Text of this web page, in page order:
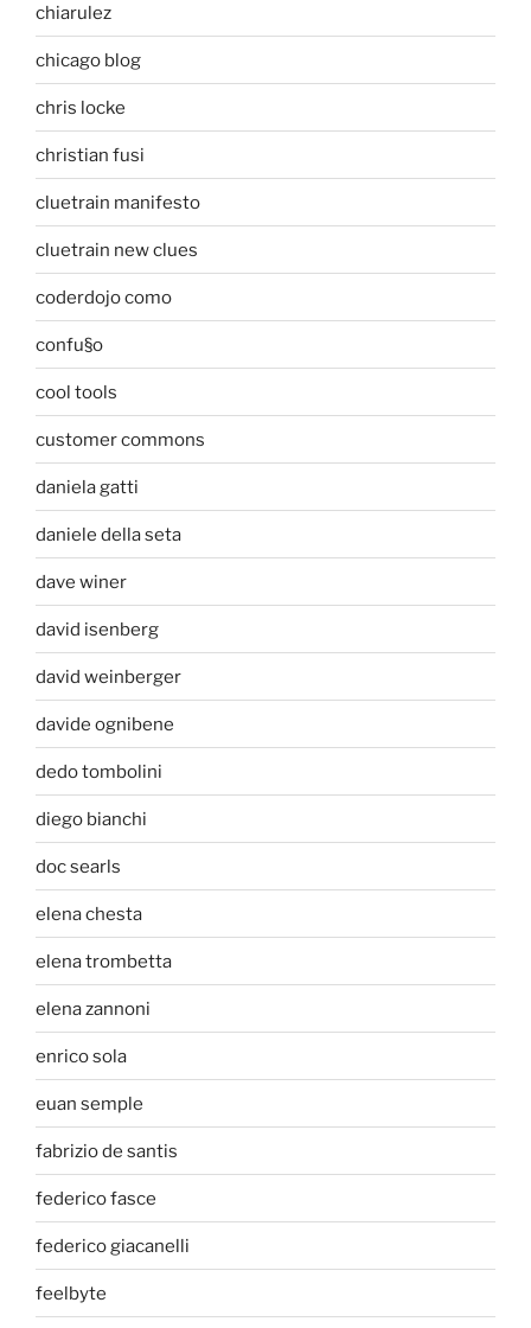
chiarulez
chicago blog
chris locke
christian fusi
cluetrain manifesto
cluetrain new clues
coderdojo como
confu§o
cool tools
customer commons
daniela gatti
daniele della seta
dave winer
david isenberg
david weinberger
davide ognibene
dedo tombolini
diego bianchi
doc searls
elena chesta
elena trombetta
elena zannoni
enrico sola
euan semple
fabrizio de santis
federico fasce
federico giacanelli
feelbyte